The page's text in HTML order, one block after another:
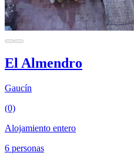
El Almendro
Gaucín
(0)
Alojamiento entero
6 personas